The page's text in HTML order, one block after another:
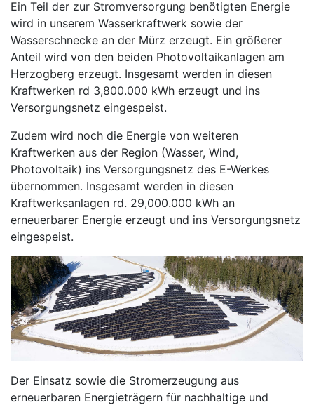
Ein Teil der zur Stromversorgung benötigten Energie
wird in unserem Wasserkraftwerk sowie der
Wasserschnecke an der Mürz erzeugt. Ein größerer
Anteil wird von den beiden Photovoltaikanlagen am
Herzogberg erzeugt. Insgesamt werden in diesen
Kraftwerken rd 3,800.000 kWh erzeugt und ins
Versorgungsnetz eingespeist.
Zudem wird noch die Energie von weiteren
Kraftwerken aus der Region (Wasser, Wind,
Photovoltaik) ins Versorgungsnetz des E-Werkes
übernommen. Insgesamt werden in diesen
Kraftwerksanlagen rd. 29,000.000 kWh an
erneuerbarer Energie erzeugt und ins Versorgungsnetz
eingespeist.
Der Einsatz sowie die Stromerzeugung aus
erneuerbaren Energieträgern für nachhaltige und